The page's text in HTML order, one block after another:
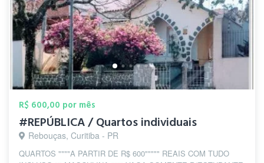
R$ 600,00 por mês
#REPÚBLICA / Quartos individuais
Rebouças, Curitiba - PR
QUARTOS """"A PARTIR DE R$ 600""""" REAIS COM TUDO